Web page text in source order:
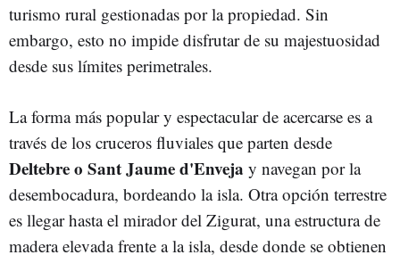
turismo rural gestionadas por la propiedad. Sin
embargo, esto no impide disfrutar de su majestuosidad
desde sus límites perimetrales.
La forma más popular y espectacular de acercarse es a
través de los cruceros fluviales que parten desde
Deltebre o Sant Jaume d'Enveja y navegan por la
desembocadura, bordeando la isla. Otra opción terrestre
es llegar hasta el mirador del Zigurat, una estructura de
madera elevada frente a la isla, desde donde se obtienen